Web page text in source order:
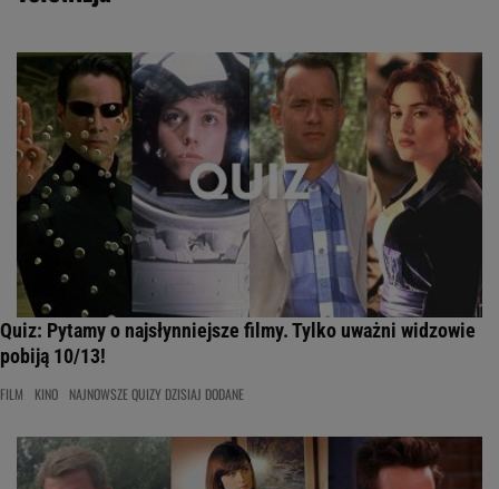
Quiz: Pytamy o najsłynniejsze filmy. Tylko uważni widzowie
pobiją 10/13!
FILM KINO NAJNOWSZE QUIZY DZISIAJ DODANE